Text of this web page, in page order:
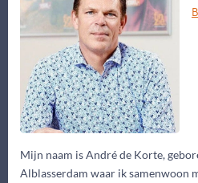
Mijn naam is André de Korte,
Alblasserdam waar ik samenwoon